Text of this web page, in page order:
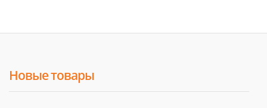
Новые товары